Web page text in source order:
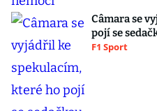
Câmara se
pojí se
F1 Sport